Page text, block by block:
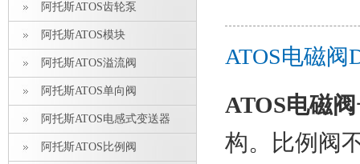
阿托斯ATOS齿轮泵
阿托斯ATOS模块
阿托斯ATOS溢流阀
阿托斯ATOS单向阀
阿托斯ATOS电感式变送器
阿托斯ATOS比例阀
ATOS电磁阀
ATOS电磁阀
构。比例阀